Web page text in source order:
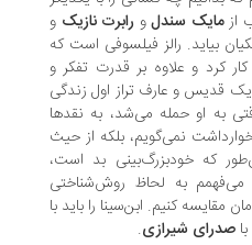
سندلورابرت نازیکو
رالز فیلسوفی است که
علاوه بر قدرت تفکر و
و عارف تراز اول زندگی
حمله می‌شد، به نقدها
نمی‌گویم، بلکه از حیث
خودبزرگ‌بینی بد است،
به لحاظ روش‌شناختی
کنیم. ابن‌سینا را باید با
شیرازی.